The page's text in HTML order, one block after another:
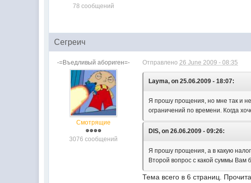
78 сообщений
Сегреич
-=Въедливый абориген=-
Смотрящие
3076 сообщений
Отправлено26 June 2009 - 08:35
Layma, on 25.06.2009 - 18:07:
Я прошу прощения, но мне так и
ограничений по времени. Когда
DIS, on 26.06.2009 - 09:26:
Я прошу прощения, а в какую
Второй вопрос с какой суммы Вам
Тема всего в 6 страниц.